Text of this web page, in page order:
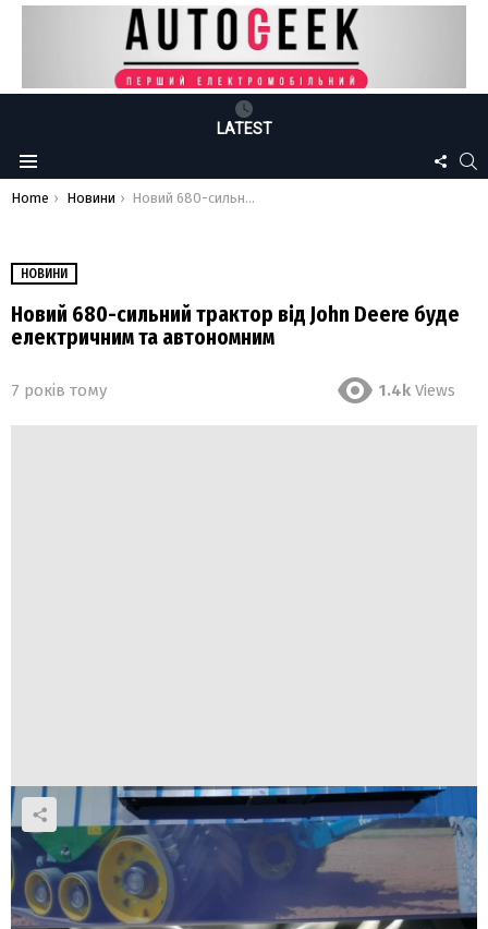
LATEST
Menu
US
You are here:
Home Новини Новий 680-сильний трактор від John Deere буде електричним та автономним
НОВИНИ
Новий 680-сильний трактор від John Deere буде
електричним та автономним
7 років тому 1.4k Views